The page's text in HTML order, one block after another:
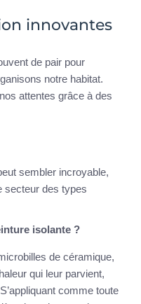
innovantes
de pair pour
notre habitat.
attentes grâce à des
sembler incroyable,
secteur des types
isolante ?
de céramique,
qui leur parvient,
comme toute